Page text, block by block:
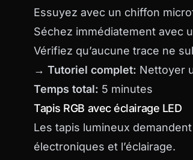
Essuyez avec un chiffon
Séchez immédiatement avec
Vérifiez qu’aucune trace ne
→ Tutoriel complet: Nettoyer
Temps total: 5 minutes
Tapis RGB avec éclairage LED
Les tapis lumineux
électroniques et l’éclairage.